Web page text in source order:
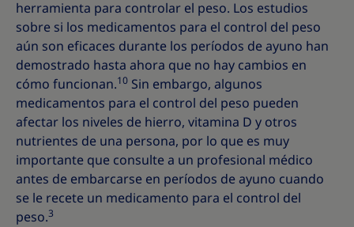
herramienta para controlar el peso. Los estudios
sobre si los medicamentos para el control del peso
aún son eficaces durante los períodos de ayuno han
demostrado hasta ahora que no hay cambios en
cómo funcionan.10 Sin embargo, algunos
medicamentos para el control del peso pueden
afectar los niveles de hierro, vitamina D y otros
nutrientes de una persona, por lo que es muy
importante que consulte a un profesional médico
antes de embarcarse en períodos de ayuno cuando
se le recete un medicamento para el control del
peso.3